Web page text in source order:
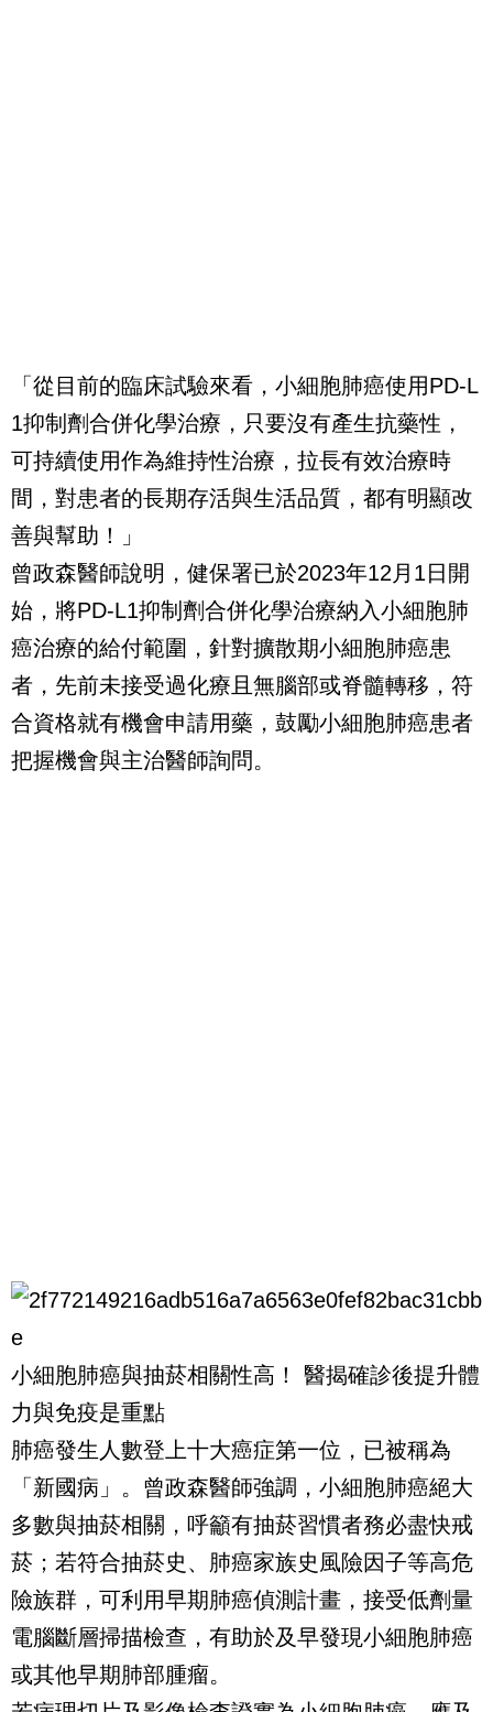
「從目前的臨床試驗來看，小細胞肺癌使用PD-L
1抑制劑合併化學治療，只要沒有產生抗藥性，
可持續使用作為維持性治療，拉長有效治療時
間，對患者的長期存活與生活品質，都有明顯改
善與幫助！」
曾政森醫師說明，健保署已於2023年12月1日開
始，將PD-L1抑制劑合併化學治療納入小細胞肺
癌治療的給付範圍，針對擴散期小細胞肺癌患
者，先前未接受過化療且無腦部或脊髓轉移，符
合資格就有機會申請用藥，鼓勵小細胞肺癌患者
把握機會與主治醫師詢問。
小細胞肺癌與抽菸相關性高！ 醫揭確診後提升體
力與免疫是重點
肺癌發生人數登上十大癌症第一位，已被稱為
「新國病」。曾政森醫師強調，小細胞肺癌絕大
多數與抽菸相關，呼籲有抽菸習慣者務必盡快戒
菸；若符合抽菸史、肺癌家族史風險因子等高危
險族群，可利用早期肺癌偵測計畫，接受低劑量
電腦斷層掃描檢查，有助於及早發現小細胞肺癌
或其他早期肺部腫瘤。